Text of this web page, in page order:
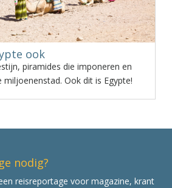
ook
piramides die imponeren en
miljoenenstad. Ook dit is Egypte!
nodig?
reisreportage voor magazine, krant